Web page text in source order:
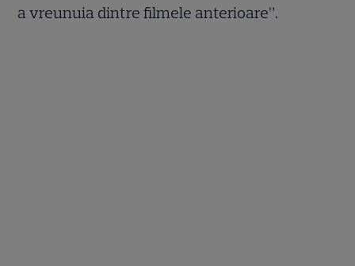
a vreunuia dintre filmele anterioare”.